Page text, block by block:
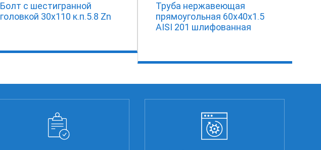
Болт с шестигранной
головкой 30х110 к.п.5.8 Zn
Труба нержавеющая
прямоугольная 60х40х1.5
AISI 201 шлифованная